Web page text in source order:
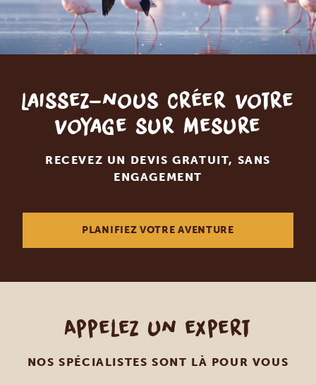
Laissez-nous créer votre
voyage sur mesure
RECEVEZ UN DEVIS GRATUIT, SANS
ENGAGEMENT
PLANIFIEZ VOTRE AVENTURE
Appelez un expert
NOS SPÉCIALISTES SONT LÀ POUR VOUS